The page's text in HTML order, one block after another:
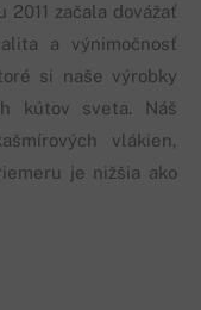
začala dovážať
a výnimočnosť
si naše výrobky
kútov sveta. Náš
vlákien,
je nižšia ako